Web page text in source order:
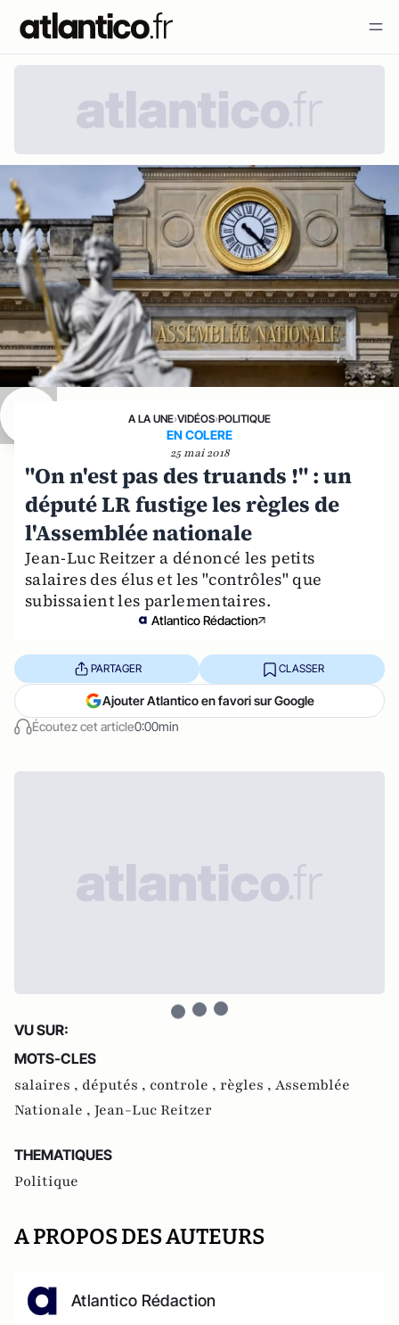
A LA UNE›VIDÉOS›POLITIQUE
EN COLERE
25 mai 2018
"On n'est pas des truands !" : un
député LR fustige les règles de
l'Assemblée nationale
Jean-Luc Reitzer a dénoncé les petits
salaires des élus et les "contrôles" que
subissaient les parlementaires.
Atlantico Rédaction
Écoutez cet article0:00min
PARTAGER CLASSER
Ajouter Atlantico en favori sur Google
VU SUR:
MOTS-CLES
salaires , députés , controle , règles , Assemblée
Nationale , Jean-Luc Reitzer
THEMATIQUES
Politique
A PROPOS DES AUTEURS
Atlantico Rédaction